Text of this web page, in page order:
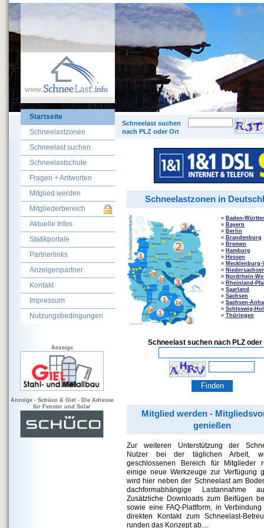
Schneelastzonen in
» Baden-
» Bayern
» Berlin
» Brandenburg
» Bremen
» Hamburg
» Hessen
» Mecklenburg-
»
» Nordrhein-
» Rheinland-
» Saarland
» Sachsen
» Sachsen-
» Schleswig-
» Thüringen
Schneelast suchen nach PLZ oder
Mitglied werden -
genießen
Zur weiteren Unterstützung der
Nutzer bei der täglichen Arbeit,
geschlossenen Bereich für Mitglieder
einige neue Werkzeuge zur Verfügung
wird hier neben der Schneelast am
dachformabhängige Lastannahme
Zusätzliche Downloads zum Beifügen
sowie eine FAQ-Plattform, in
direkten Kontakt zum Schneelast-
runden das Konzept ab....
Schneelast suchen
nach PLZ oder Ort
Startseite
Schneelastzonen
Schneelast suchen
Schneelastschule
Fragen + Antworten
Mitglied werden
Mitgliederbereich
Aktuelle Infos
Statikportale
Partnerlinks
Anzeigenpartner
Kontakt
Impressum
Nutzungsbedingungen
Anzeige
Anzeige - Schüco & Giel - Die Adresse
für Fenster und Solar
©